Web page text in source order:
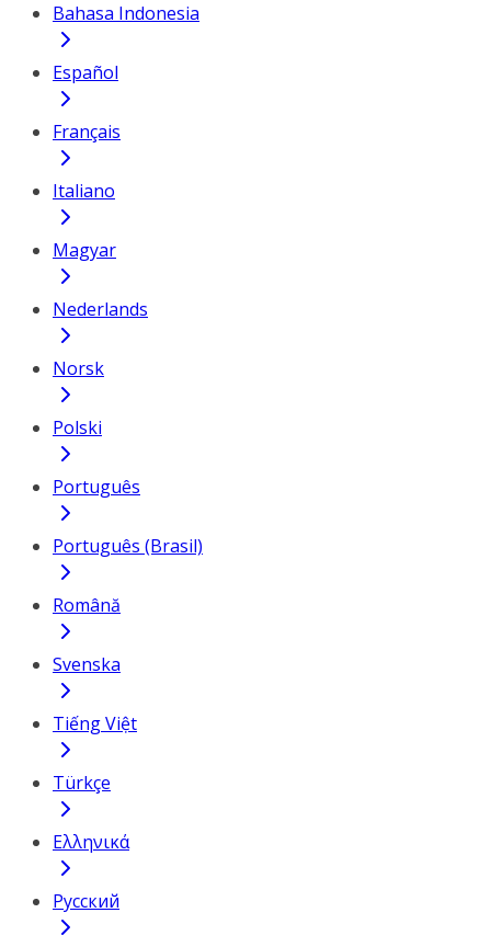
Bahasa Indonesia
Español
Français
Italiano
Magyar
Nederlands
Norsk
Polski
Português
Português (Brasil)
Română
Svenska
Tiếng Việt
Türkçe
Ελληνικά
Русский